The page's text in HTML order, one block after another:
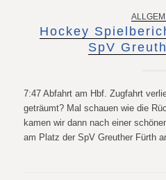
Hockey
SpV
7:47 Abfahrt am Hbf. Zugfahrt
geträumt? Mal schauen wie die
kamen wir dann nach einer
am Platz der SpV Greuther Fürth